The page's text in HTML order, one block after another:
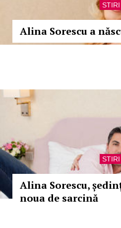
STIRI
Alina Sorescu a
STIRI
Alina Sorescu,
noua de sarcină